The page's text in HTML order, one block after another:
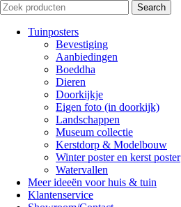
Search
Tuinposters
Bevestiging
Aanbiedingen
Boeddha
Dieren
Doorkijkje
Eigen foto (in doorkijk)
Landschappen
Museum collectie
Kerstdorp & Modelbouw
Winter poster en kerst poster
Watervallen
Meer ideeën voor huis & tuin
Klantenservice